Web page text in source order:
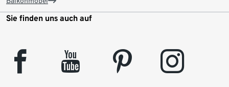
Sie finden uns auch auf
facebook youtube pinterest instagram